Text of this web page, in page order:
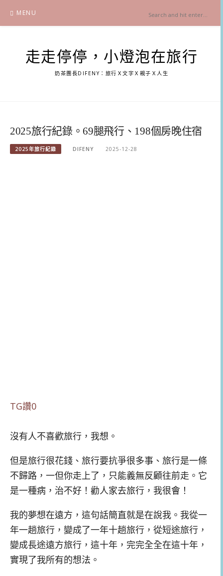
content
MENU
走走停停，小燈泡在旅行
奶茶團長DIFENY：旅行Ｘ文字Ｘ親子Ｘ人生
2025旅行紀錄。69腿飛行、198個房晚住宿
2025年旅行紀錄 DIFENY 2025-12-28
TG讚0
沒有人不喜歡旅行，我想。
但是旅行很花錢、旅行要抗爭很多事、旅行是一條
不歸路，一但你走上了，只能義無反顧往前走。它
是一種病，治不好！勸人家去旅行，我很會！
我的夢想在遠方，這句話簡直就是在說我。我從一
年一趟旅行，變成了一年十趟旅行，從短途旅行，
變成長途遠方旅行，這十年，完完全全在這十年，
實現了我所有的想法。